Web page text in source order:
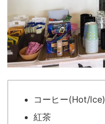
コーヒー(Hot/Ice)
紅茶